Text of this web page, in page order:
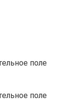
поле
поле